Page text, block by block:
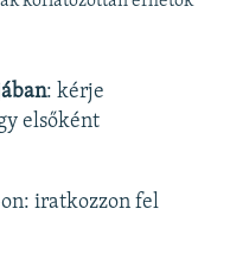
: kérje
elsőként
iratkozzon fel